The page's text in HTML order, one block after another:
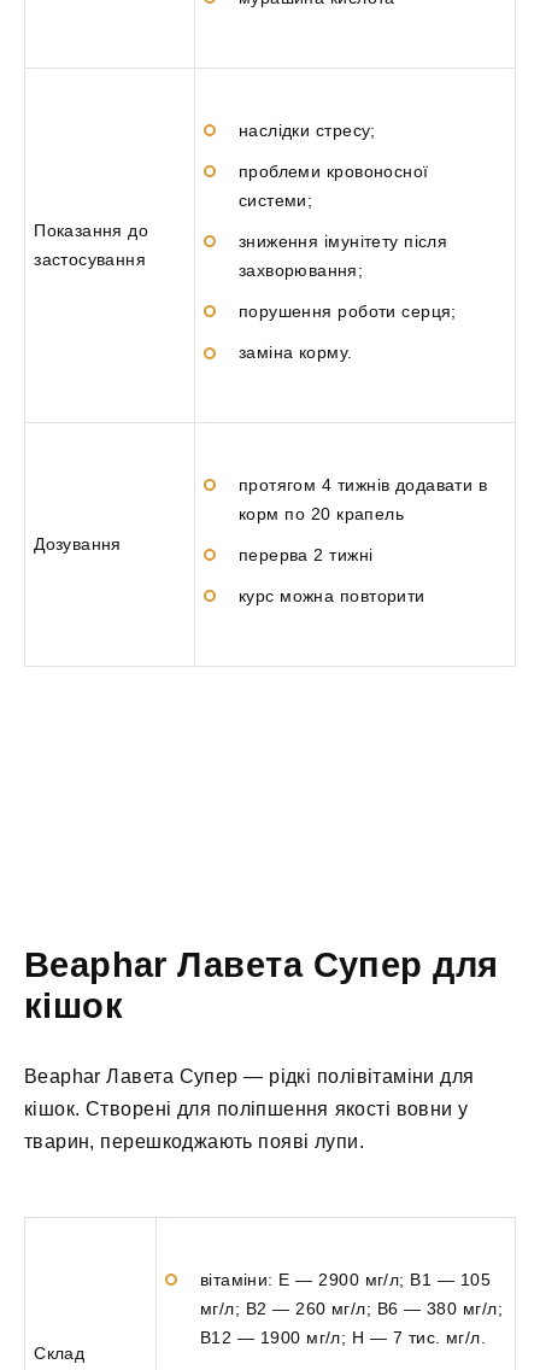
Показання до
застосування
наслідки стресу;
проблеми кровоносної
системи;
зниження імунітету після
захворювання;
порушення роботи серця;
заміна корму.
Дозування
протягом 4 тижнів додавати в
корм по 20 крапель
перерва 2 тижні
курс можна повторити
Beaphar Лавета Супер для
кішок
Beaphar Лавета Супер — рідкі полівітаміни для
кішок. Створені для поліпшення якості вовни у
тварин, перешкоджають появі лупи.
Склад
вітаміни: Е — 2900 мг/л; В1 — 105
мг/л; В2 — 260 мг/л; В6 — 380 мг/л;
В12 — 1900 мг/л; Н — 7 тис. мг/л.